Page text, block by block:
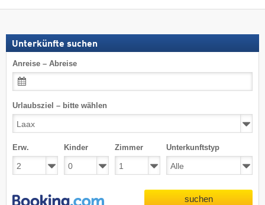
Unterkünfte suchen
Anreise – Abreise
Urlaubsziel – bitte wählen
Erw. Kinder Zimmer Unterkunftstyp
suchen